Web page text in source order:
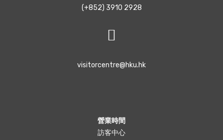
(+852) 3910 2928
visitorcentre@hku.hk
營業時間
訪客中心